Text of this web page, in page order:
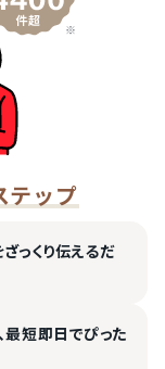
テップ
ざっくり伝えるだ
最短即日でぴった